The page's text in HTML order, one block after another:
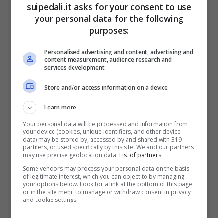
dei modi.
Victor Osimhen, l’avventura in
Turchia inizia male
A parlare dell’arrivo di Osimhen al Galatasaray
è stato
Gazzetta dello Sport a Istanbul. È stato lui
infatti a svelare i dettagli a proposito della
nuova avventura del calciatore nigeriano.
arrivo che potrebbe sconvolgere in modo
importante gli equilibri all’interno della
squadra turca, in particolare alla luce di un
fatto recente.
suipedali.it asks for your consent to use
your personal data for the following
purposes:
Personalised advertising and content, advertising and
content measurement, audience research and
services development
Store and/or access information on a device
Learn more
Your personal data will be processed and information from
your device (cookies, unique identifiers, and other device
data) may be stored by, accessed by and shared with 319
partners, or used specifically by this site. We and our partners
may use precise geolocation data. List of partners.
Some vendors may process your personal data on the basis
of legitimate interest, which you can object to by managing
your options below. Look for a link at the bottom of this page
or in the site menu to manage or withdraw consent in privacy
and cookie settings.